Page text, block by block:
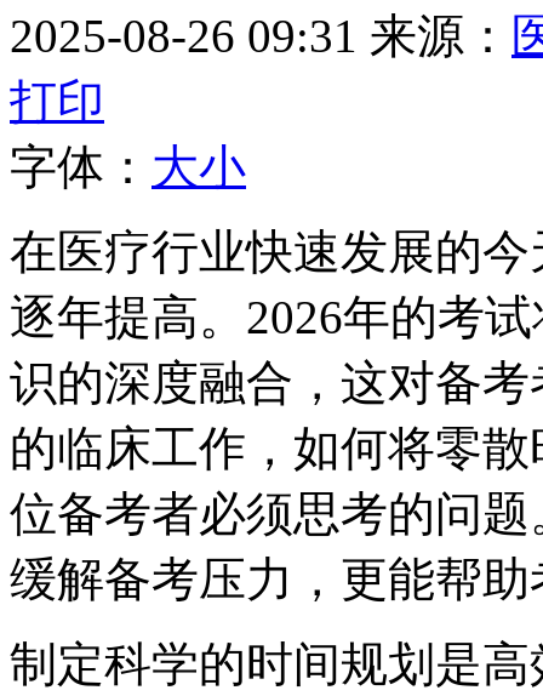
2025-08-26 09:31 来源：
打印
字体： 大小
在医疗行业快速发展的今
逐年提高。2026年的考
识的深度融合，这对备
的临床工作，如何将零
位备考者必须思考的问
缓解备考压力，更能帮
制定科学的时间规划是